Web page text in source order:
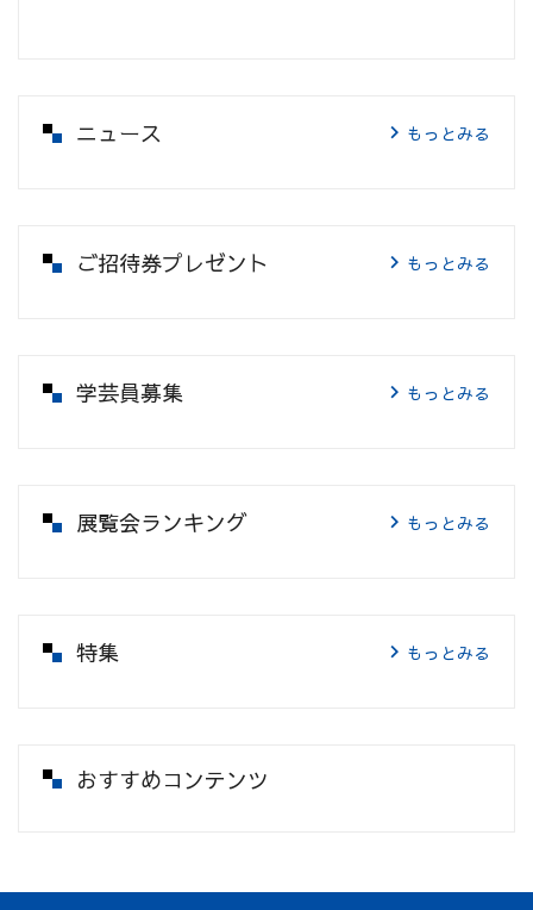
ニュース もっとみる
ご招待券プレゼント もっとみる
学芸員募集 もっとみる
展覧会ランキング もっとみる
特集 もっとみる
おすすめコンテンツ